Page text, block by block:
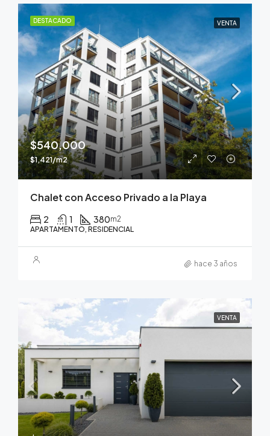
DESTACADO VENTA
$540,000
$1,421/m2
Chalet con Acceso Privado a la Playa
2 1 380m2
APARTAMENTO, RESIDENCIAL
hace 3 años
VENTA